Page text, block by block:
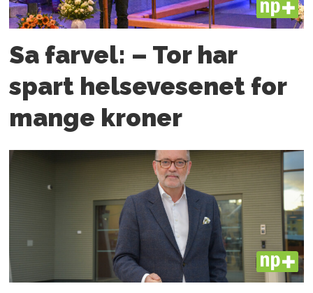
PLUS
Sa farvel: – Tor har
spart helsevesenet for
mange kroner
PLUS